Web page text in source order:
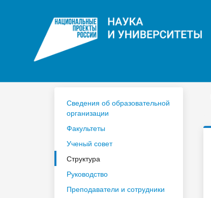
Расписание
Год педагога и наставника 2023
Сведения об образовательной
организации
Факультеты
Ученый совет
Структура
Руководство
Преподаватели и сотрудники